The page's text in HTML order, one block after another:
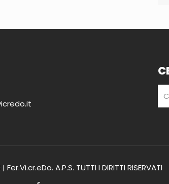
A.P.S. TUTTI I DIRITTI RISERVATI